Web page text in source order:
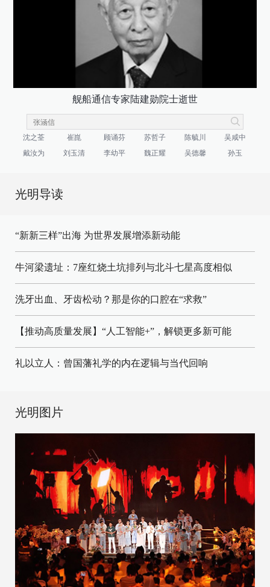
舰船通信专家陆建勋院士逝世
沈之荃 崔崑 顾诵芬 苏哲子 陈毓川
吴咸中
戴汝为
刘玉清 李幼平 魏正耀 吴德馨 孙玉
光明导读
“新新三样”出海 为世界发展增添新动能
牛河梁遗址：7座红烧土坑排列与北斗七星高度相似
洗牙出血、牙齿松动？那是你的口腔在“求救”
【推动高质量发展】“人工智能+”，解锁更多新可能
礼以立人：曾国藩礼学的内在逻辑与当代回响
光明图片